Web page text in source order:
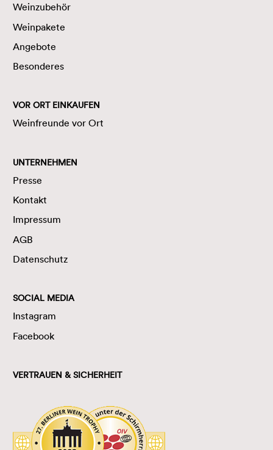
Weinzubehör
Weinpakete
Angebote
Besonderes
VOR ORT EINKAUFEN
Weinfreunde vor Ort
UNTERNEHMEN
Presse
Kontakt
Impressum
AGB
Datenschutz
SOCIAL MEDIA
Instagram
Facebook
VERTRAUEN & SICHERHEIT